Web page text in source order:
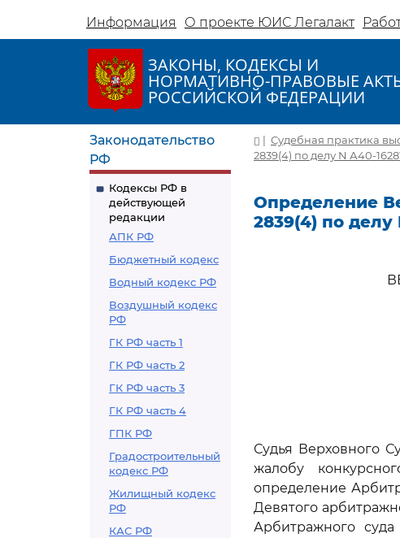
Информация О проекте ЮИС Легалакт
ЗАКОНЫ, КОДЕКСЫ И
НОРМАТИВНО-ПРАВОВЫЕ
РОССИЙСКОЙ ФЕДЕРАЦИИ
Законодательство
РФ
Кодексы РФ в
действующей
редакции
АПК РФ
Бюджетный кодекс
Водный кодекс РФ
Воздушный кодекс
РФ
ГК РФ часть 1
ГК РФ часть 2
ГК РФ часть 3
ГК РФ часть 4
ГПК РФ
Градостроительный
кодекс РФ
Жилищный кодекс
РФ
КАС РФ
| Судебная практика
2839(4) по делу N А40-
Определение
2839(4) по делу
Судья Верховного
жалобу
определение
Девятого
Арбитражного